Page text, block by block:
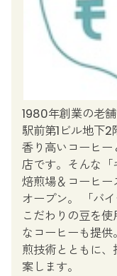
1980年創業の老
駅前第1ビル地下
香り高いコーヒ
店です。そんな「
焙煎場＆コーヒ
オープン。 「バ
こだわりの豆を
なコーヒーも提
煎技術とともに
案します。